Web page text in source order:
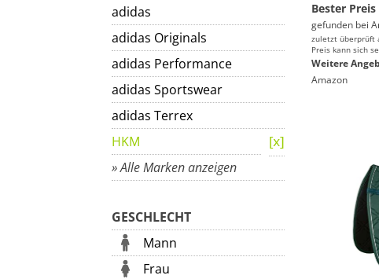
adidas
adidas Originals
adidas Performance
adidas Sportswear
adidas Terrex
HKM
» Alle Marken anzeigen
GESCHLECHT
Mann
Frau
Bester Preis
gefunden bei
zuletzt überprüft
Preis kann sich
Weitere
Amazon